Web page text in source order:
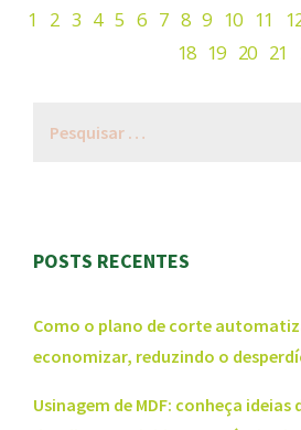
1 2 3 4 5 6 7 8 9 10 11
18 19 20 21
POSTS RECENTES
Como o plano de corte
economizar, reduzindo o
Usinagem de MDF: conheça ideias